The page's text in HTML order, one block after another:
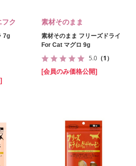
ク
7g
素材そのまま
素材そのまま フリーズドライ
For Cat マグロ 9g
5.0 （1）
[会員のみ価格公開]